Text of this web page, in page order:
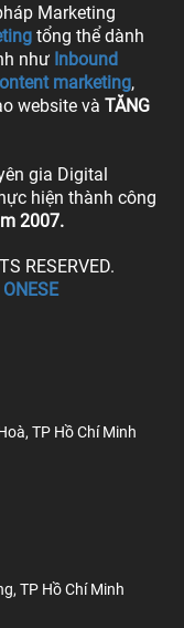
Marketing
tổng thể dành
như Inbound
marketing,
website và TĂNG
gia Digital
hiện thành công
2007.
RESERVED.
TP Hồ Chí Minh
TP Hồ Chí Minh